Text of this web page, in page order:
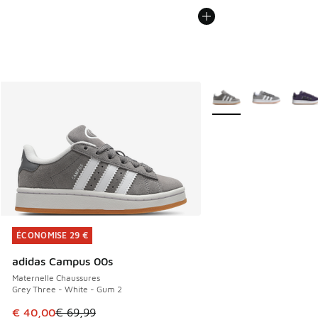
ÉCONOMISE 29 €
adidas Campus 00s
Maternelle Chaussures
Grey Three - White - Gum 2
Cet article est en promotion. Prix en baisse de € 69,99 à
€ 40,00€ 69,99
ÉCONOMISE 29 €
Plus de couleurs